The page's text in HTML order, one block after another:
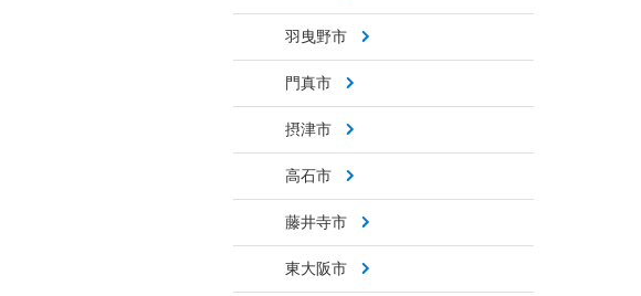
羽曳野市
門真市
摂津市
高石市
藤井寺市
東大阪市